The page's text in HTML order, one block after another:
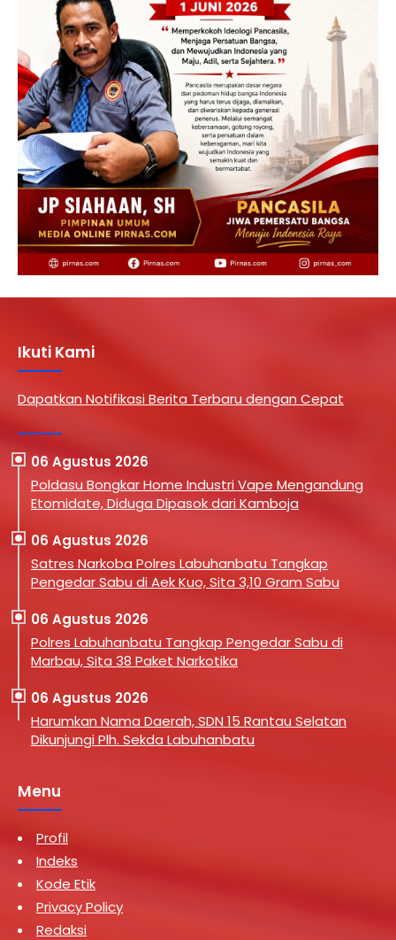
Ikuti Kami
Dapatkan Notifikasi Berita Terbaru dengan Cepat
06 Agustus 2026
Poldasu Bongkar Home Industri Vape Mengandung
Etomidate, Diduga Dipasok dari Kamboja
06 Agustus 2026
Satres Narkoba Polres Labuhanbatu Tangkap
Pengedar Sabu di Aek Kuo, Sita 3,10 Gram Sabu
06 Agustus 2026
Polres Labuhanbatu Tangkap Pengedar Sabu di
Marbau, Sita 38 Paket Narkotika
06 Agustus 2026
Harumkan Nama Daerah, SDN 15 Rantau Selatan
Dikunjungi Plh. Sekda Labuhanbatu
Menu
Profil
Indeks
Kode Etik
Privacy Policy
Redaksi